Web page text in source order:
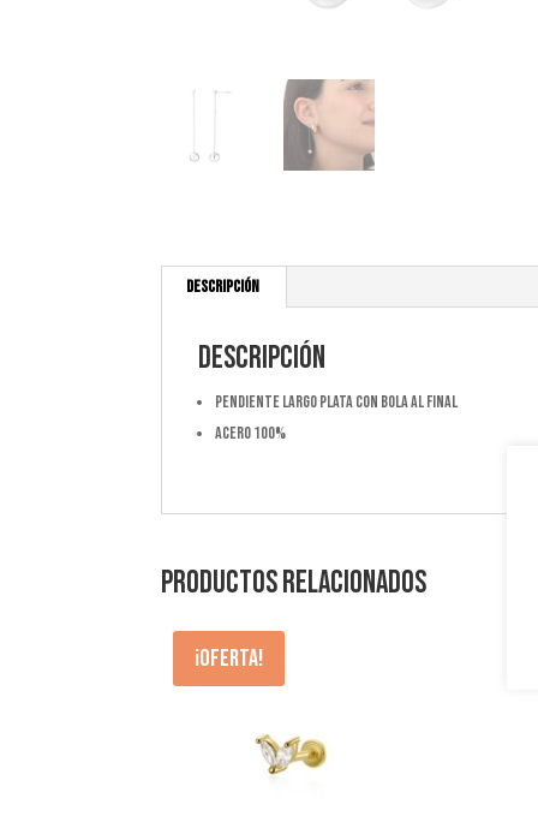
Descripción
Descripción
Pendiente largo plata con bola al final
Acero 100%
Productos relacionados
¡Oferta!